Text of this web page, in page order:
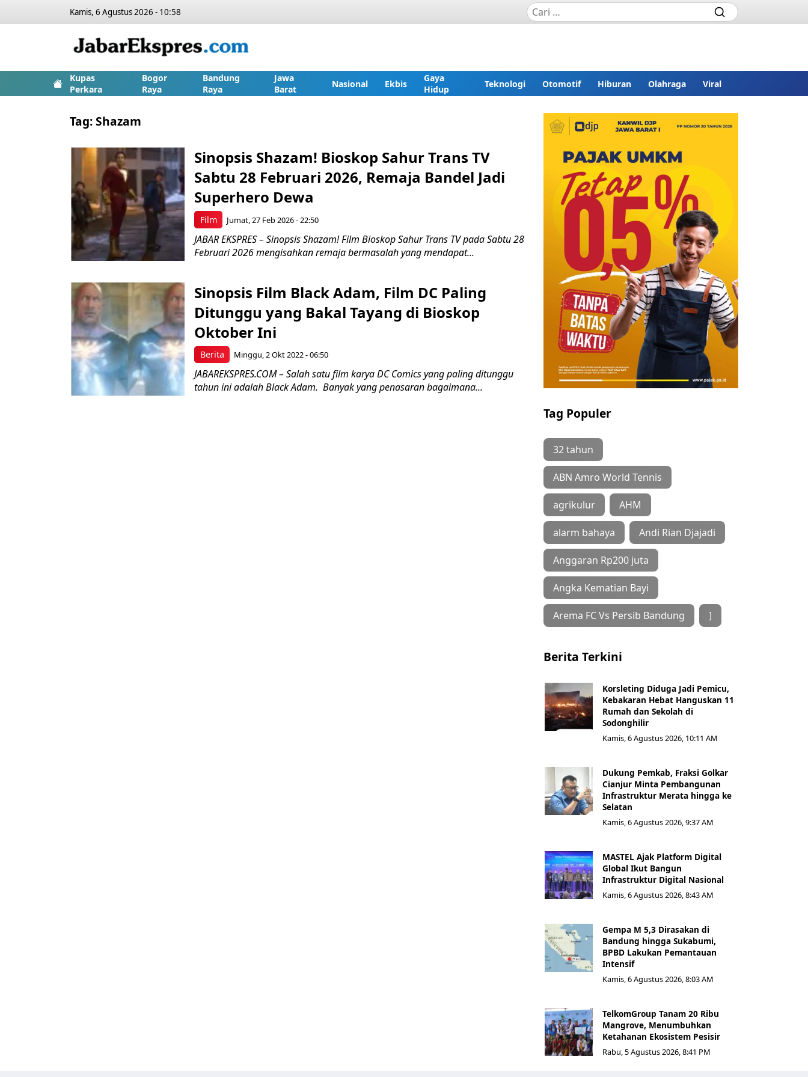
Kamis, 6 Agustus 2026 - 10:58
Kupas
Perkara
Bogor
Raya
Bandung
Raya
Jawa
Barat
Nasional Ekbis
Gaya
Hidup
Teknologi Otomotif Hiburan Olahraga Viral
Tag:Shazam
Film
Sinopsis Shazam! Bioskop Sahur Trans TV
Sabtu 28 Februari 2026, Remaja Bandel Jadi
Superhero Dewa
Jumat, 27 Feb 2026 - 22:50
JABAR EKSPRES – Sinopsis Shazam! Film Bioskop Sahur Trans TV pada Sabtu 28
Februari 2026 mengisahkan remaja bermasalah yang mendapat...
Berita
Sinopsis Film Black Adam, Film DC Paling
Ditunggu yang Bakal Tayang di Bioskop
Oktober Ini
Minggu, 2 Okt 2022 - 06:50
JABAREKSPRES.COM – Salah satu film karya DC Comics yang paling ditunggu
tahun ini adalah Black Adam. Banyak yang penasaran bagaimana...
Tag Populer
32 tahun
ABN Amro World Tennis
agrikulur AHM
alarm bahaya Andi Rian Djajadi
Anggaran Rp200 juta
Angka Kematian Bayi
Arema FC Vs Persib Bandung ]
Berita Terkini
Korsleting Diduga Jadi Pemicu,
Kebakaran Hebat Hanguskan 11
Rumah dan Sekolah di
Sodonghilir
Kamis, 6 Agustus 2026, 10:11 AM
Dukung Pemkab, Fraksi Golkar
Cianjur Minta Pembangunan
Infrastruktur Merata hingga ke
Selatan
Kamis, 6 Agustus 2026, 9:37 AM
MASTEL Ajak Platform Digital
Global Ikut Bangun
Infrastruktur Digital Nasional
Kamis, 6 Agustus 2026, 8:43 AM
Gempa M 5,3 Dirasakan di
Bandung hingga Sukabumi,
BPBD Lakukan Pemantauan
Intensif
Kamis, 6 Agustus 2026, 8:03 AM
TelkomGroup Tanam 20 Ribu
Mangrove, Menumbuhkan
Ketahanan Ekosistem Pesisir
Rabu, 5 Agustus 2026, 8:41 PM